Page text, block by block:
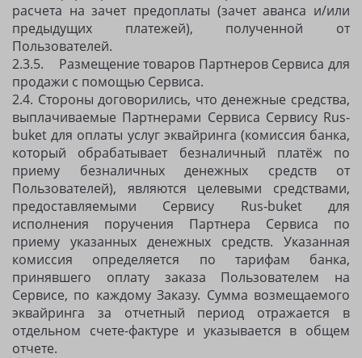
расчета на зачет предоплаты (зачет аванса и/или
предыдущих платежей), полученной от
Пользователей.
2.3.5. Размещение товаров Партнеров Сервиса для
продажи с помощью Сервиса.
2.4. Стороны договорились, что денежные средства,
выплачиваемые Партнерами Сервиса Сервису Rus-
buket для оплаты услуг эквайринга (комиссия банка,
который обрабатывает безналичный платёж по
приему безналичных денежных средств от
Пользователей), являются целевыми средствами,
предоставляемыми Сервису Rus-buket для
исполнения поручения Партнера Сервиса по
приему указанных денежных средств. Указанная
комиссия определяется по тарифам банка,
принявшего оплату заказа Пользователем на
Сервисе, по каждому Заказу. Сумма возмещаемого
эквайринга за отчетный период отражается в
отдельном счете-фактуре и указывается в общем
отчете.